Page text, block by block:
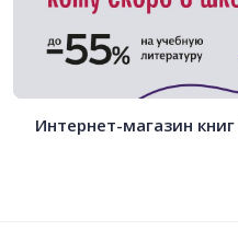
Интернет-магазин